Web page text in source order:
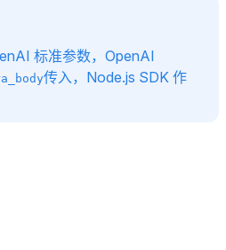
标准参数，OpenAI
传入，Node.js SDK 作